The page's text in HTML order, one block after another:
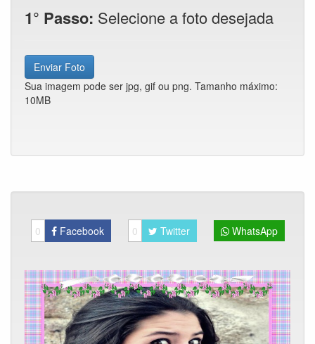
1° Passo: Selecione a foto desejada
Enviar Foto
Sua imagem pode ser jpg, gif ou png. Tamanho máximo:
10MB
0 Facebook 0 Twitter WhatsApp